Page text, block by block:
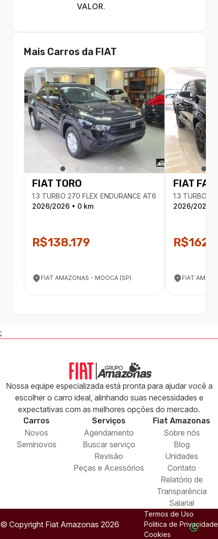
VALOR.
Mais Carros da FIAT
FIAT TORO
1.3 TURBO 270 FLEX ENDURANCE AT6
2026/2026 • 0 km
R$138.179
FIAT AMAZONAS - MOOCA (SP)
FIAT
1.3 TURBO
2026/2026
FIAT
;
Nossa equipe especializada está pronta para ajudar você a
escolher o carro ideal, alinhando suas necessidades e
expectativas com as melhores opções do mercado.
Carros
Novos
Seminovos
Serviços
Agendamento
Buscar serviço
Revisão
Peças e Acessórios
Fiat Amazonas
Sobre nós
Blog
Unidades
Contato
Relatório de
Transparência
Salarial
© Copyright Fiat Amazonas 2026
Termos de Uso
Politica de Privacidade
Cookies